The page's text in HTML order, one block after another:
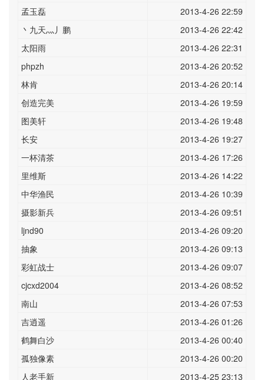
孟玉磊
2013-4-26 22:59
丶九天灬丿鹏
2013-4-26 22:42
太阳雨
2013-4-26 22:31
phpzh
2013-4-26 20:52
林肯
2013-4-26 20:14
创造完美
2013-4-26 19:59
图美轩
2013-4-26 19:48
长安
2013-4-26 19:27
一杯清茶
2013-4-26 17:26
里维斯
2013-4-26 14:22
中华渔民
2013-4-26 10:39
摄影新兵
2013-4-26 09:51
ljnd90
2013-4-26 09:20
抽象
2013-4-26 09:13
彩虹战士
2013-4-26 09:07
cjcxd2004
2013-4-26 08:52
南山
2013-4-26 07:53
吉逍遥
2013-4-26 01:26
鹤舞白沙
2013-4-26 00:40
孤独像素
2013-4-26 00:20
人老手新
2013-4-25 23:13